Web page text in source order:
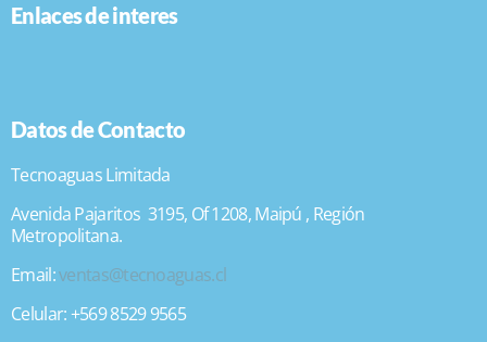
Enlaces de interes
Datos de Contacto
Tecnoaguas Limitada
Avenida Pajaritos 3195, Of 1208, Maipú , Región
Metropolitana.
Email:ventas@tecnoaguas.cl
Celular: +569 8529 9565